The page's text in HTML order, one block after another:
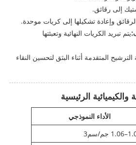
إلى رقائق.
الرقائق وإعادة تشكيلها إلى كريات موحدة.
يتم تبريد الكريات النهائية وتعبئتها
المتقدمة أثناء البثق لتحسين النقاء
الأداء النموذجي